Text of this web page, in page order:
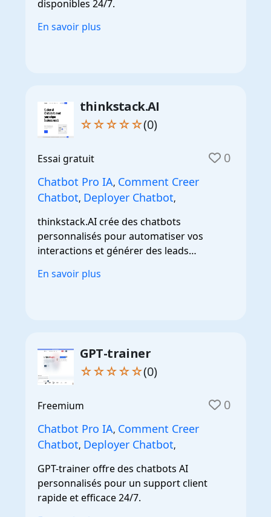
disponibles 24/7.
En savoir plus
thinkstack.AI
☆☆☆☆☆(0)
Essai gratuit 0
Chatbot Pro IA, Comment Creer
Chatbot, Deployer Chatbot,
thinkstack.AI crée des chatbots
personnalisés pour automatiser vos
interactions et générer des leads
En savoir plus
GPT-trainer
☆☆☆☆☆(0)
Freemium 0
Chatbot Pro IA, Comment Creer
Chatbot, Deployer Chatbot,
GPT-trainer offre des chatbots AI
personnalisés pour un support client
rapide et efficace 24/7.